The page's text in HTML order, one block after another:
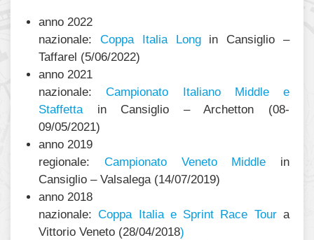
anno 2022
nazionale: Coppa Italia Longin Cansiglio –
Taffarel (5/06/2022)
anno 2021
nazionale:Campionato Italiano Middle e
Staffettain Cansiglio – Archetton (08-
09/05/2021)
anno 2019
regionale: Campionato Veneto Middle in
Cansiglio – Valsalega (14/07/2019)
anno 2018
nazionale:Coppa Italia e Sprint Race Toura
Vittorio Veneto (28/04/2018)